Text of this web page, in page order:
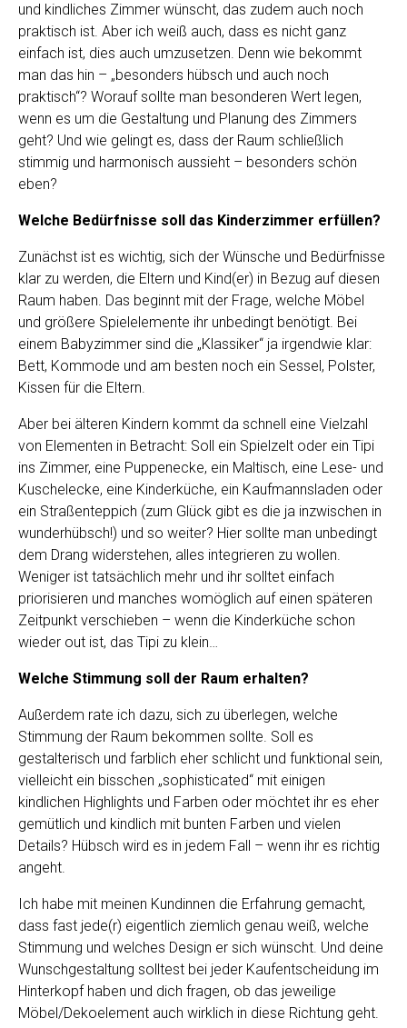
und kindliches Zimmer wünscht, das zudem auch noch
praktisch ist. Aber ich weiß auch, dass es nicht ganz
einfach ist, dies auch umzusetzen. Denn wie bekommt
man das hin – „besonders hübsch und auch noch
praktisch“? Worauf sollte man besonderen Wert legen,
wenn es um die Gestaltung und Planung des Zimmers
geht? Und wie gelingt es, dass der Raum schließlich
stimmig und harmonisch aussieht – besonders schön
eben?
Welche Bedürfnisse soll das Kinderzimmer erfüllen?
Zunächst ist es wichtig, sich der Wünsche und Bedürfnisse
klar zu werden, die Eltern und Kind(er) in Bezug auf diesen
Raum haben. Das beginnt mit der Frage, welche Möbel
und größere Spielelemente ihr unbedingt benötigt. Bei
einem Babyzimmer sind die „Klassiker“ ja irgendwie klar:
Bett, Kommode und am besten noch ein Sessel, Polster,
Kissen für die Eltern.
Aber bei älteren Kindern kommt da schnell eine Vielzahl
von Elementen in Betracht: Soll ein Spielzelt oder ein Tipi
ins Zimmer, eine Puppenecke, ein Maltisch, eine Lese- und
Kuschelecke, eine Kinderküche, ein Kaufmannsladen oder
ein Straßenteppich (zum Glück gibt es die ja inzwischen in
wunderhübsch!) und so weiter? Hier sollte man unbedingt
dem Drang widerstehen, alles integrieren zu wollen.
Weniger ist tatsächlich mehr und ihr solltet einfach
priorisieren und manches womöglich auf einen späteren
Zeitpunkt verschieben – wenn die Kinderküche schon
wieder out ist, das Tipi zu klein…
Welche Stimmung soll der Raum erhalten?
Außerdem rate ich dazu, sich zu überlegen, welche
Stimmung der Raum bekommen sollte. Soll es
gestalterisch und farblich eher schlicht und funktional sein,
vielleicht ein bisschen „sophisticated“ mit einigen
kindlichen Highlights und Farben oder möchtet ihr es eher
gemütlich und kindlich mit bunten Farben und vielen
Details? Hübsch wird es in jedem Fall – wenn ihr es richtig
angeht.
Ich habe mit meinen Kundinnen die Erfahrung gemacht,
dass fast jede(r) eigentlich ziemlich genau weiß, welche
Stimmung und welches Design er sich wünscht. Und deine
Wunschgestaltung solltest bei jeder Kaufentscheidung im
Hinterkopf haben und dich fragen, ob das jeweilige
Möbel/Dekoelement auch wirklich in diese Richtung geht.